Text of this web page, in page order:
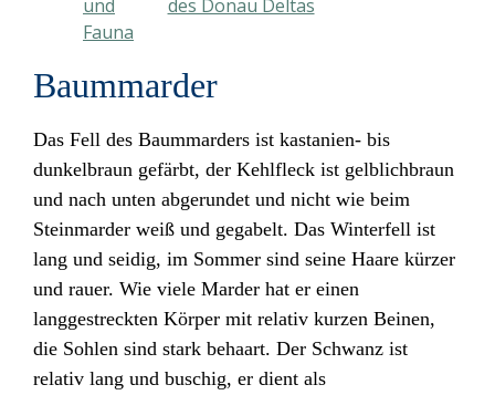
und
Fauna
des Donau Deltas
Baummarder
Das Fell des Baummarders ist kastanien- bis
dunkelbraun gefärbt, der Kehlfleck ist gelblichbraun
und nach unten abgerundet und nicht wie beim
Steinmarder weiß und gegabelt. Das Winterfell ist
lang und seidig, im Sommer sind seine Haare kürzer
und rauer. Wie viele Marder hat er einen
langgestreckten Körper mit relativ kurzen Beinen,
die Sohlen sind stark behaart. Der Schwanz ist
relativ lang und buschig, er dient als